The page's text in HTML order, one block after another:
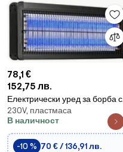
78,1 €
152,75 лв.
Електрически уред за борба с
насекоми 2x20W/230V 180 м²
230V, пластмаса
В наличност
-10 % 70 € / 136,91 лв.